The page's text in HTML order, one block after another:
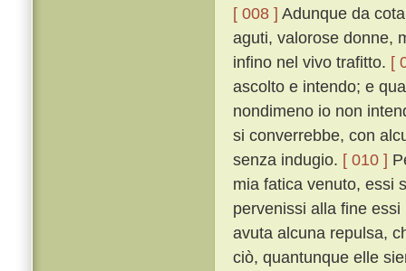
[ 008 ] Adunque da
aguti, valorose donne,
infino nel vivo trafitto. [
ascolto e intendo; e
nondimeno io non
si converrebbe, con
senza indugio. [ 010 ]
mia fatica venuto, essi
pervenissi alla fine
avuta alcuna repulsa,
ciò, quantunque elle